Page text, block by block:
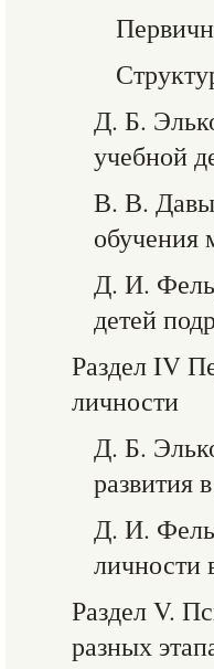
Д. Б.
учебной
В. В.
обучения
Д. И.
детей
Раздел IV
личности
Д. Б.
развития
Д. И.
личности
Раздел V.
разных